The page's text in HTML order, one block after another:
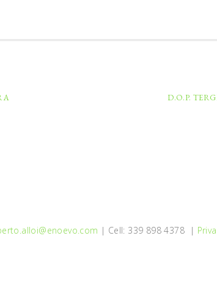
D.O.P.
| Cell: 339 898 4378 |